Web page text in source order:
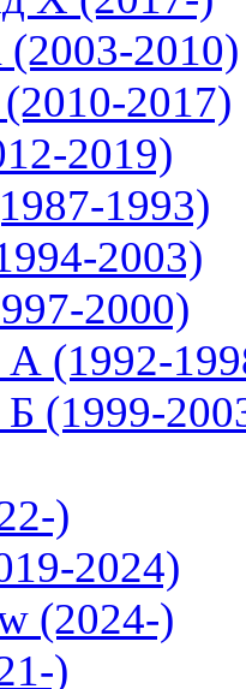
2010)
2017)
2019)
1993)
2003)
2000)
А (1992-
(1999-
)
2024)
(2024-)
)